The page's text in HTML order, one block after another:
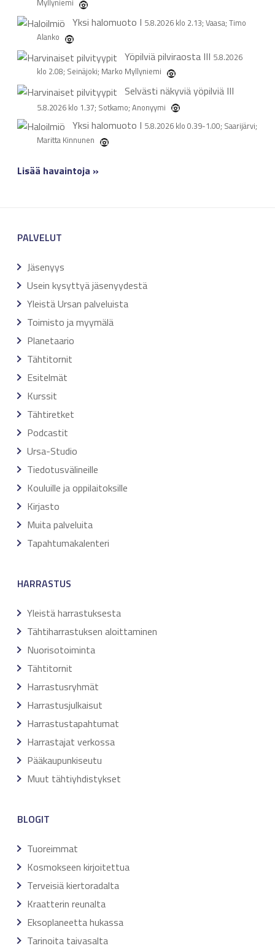
Myllyniemi
Yksi halomuoto I 5.8.2026 klo 2.13; Vaasa; Timo
Alanko
Yöpilviä pilviraosta III 5.8.2026
klo 2.08; Seinäjoki; Marko Myllyniemi
Selvästi näkyviä yöpilviä III
5.8.2026 klo 1.37; Sotkamo; Anonyymi
Yksi halomuoto I 5.8.2026 klo 0.39-1.00; Saarijärvi;
Maritta Kinnunen
Lisää havaintoja »
PALVELUT
Jäsenyys
Usein kysyttyä jäsenyydestä
Yleistä Ursan palveluista
Toimisto ja myymälä
Planetaario
Tähtitornit
Esitelmät
Kurssit
Tähtiretket
Podcastit
Ursa-Studio
Tiedotusvälineille
Kouluille ja oppilaitoksille
Kirjasto
Muita palveluita
Tapahtumakalenteri
HARRASTUS
Yleistä harrastuksesta
Tähtiharrastuksen aloittaminen
Nuorisotoiminta
Tähtitornit
Harrastusryhmät
Harrastusjulkaisut
Harrastustapahtumat
Harrastajat verkossa
Pääkaupunkiseutu
Muut tähtiyhdistykset
BLOGIT
Tuoreimmat
Kosmokseen kirjoitettua
Terveisiä kiertoradalta
Kraatterin reunalta
Eksoplaneetta hukassa
Tarinoita taivasalta